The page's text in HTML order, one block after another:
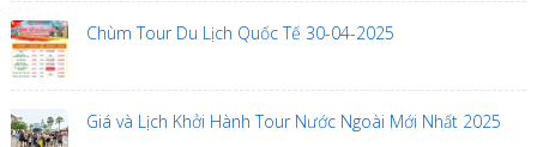
Chùm Tour Du Lịch Quốc Tế 30-04-2025
Giá và Lịch Khởi Hành Tour Nước Ngoài Mới Nhất 2025